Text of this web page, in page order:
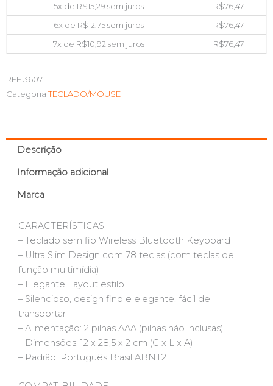
5x de R$15,29 sem juros R$76,47
6x de R$12,75sem juros R$76,47
7x de R$10,92 sem juros R$76,47
REF3607
Categoria TECLADO/MOUSE
Descrição
Informação adicional
Marca
CARACTERÍSTICAS
– Teclado sem fio Wireless Bluetooth Keyboard
– Ultra Slim Design com 78 teclas (com teclas de
função multimídia)
– Elegante Layout estilo
– Silencioso, design fino e elegante, fácil de
transportar
– Alimentação: 2 pilhas AAA (pilhas não inclusas)
– Dimensões: 12 x 28,5 x 2 cm (C x L x A)
– Padrão: Português Brasil ABNT2